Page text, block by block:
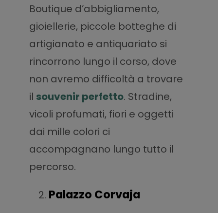
Boutique d’abbigliamento,
gioiellerie, piccole botteghe di
artigianato e antiquariato si
rincorrono lungo il corso, dove
non avremo difficoltà a trovare
il souvenir perfetto. Stradine,
vicoli profumati, fiori e oggetti
dai mille colori ci
accompagnano lungo tutto il
percorso.
Palazzo Corvaja